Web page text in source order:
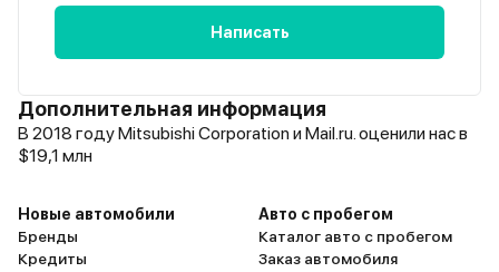
Написать
Дополнительная информация
В 2018 году Mitsubishi Corporation и Mail.ru. оценили нас в
$19,1 млн
Новые автомобили
Бренды
Кредиты
Авто с пробегом
Каталог авто с пробегом
Заказ автомобиля